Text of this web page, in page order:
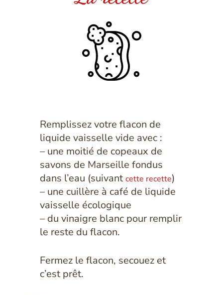
Remplissez votre flacon de
liquide vaisselle vide avec :
– une moitié de copeaux de
savons de Marseille fondus
dans l’eau (suivant cette recette)
– une cuillère à café de liquide
vaisselle écologique
– du vinaigre blanc pour remplir
le reste du flacon.
Fermez le flacon, secouez et
c’est prêt.